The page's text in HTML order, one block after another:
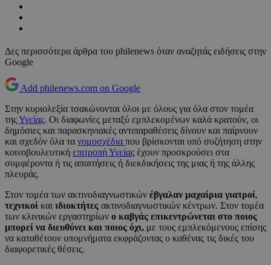
Δες περισσότερα άρθρα του philenews όταν αναζητάς ειδήσεις στην
Google
Add philenews.com on Google
Στην κυριολεξία τσακώνονται όλοι με όλους για όλα στον τομέα
τηςΥγείας. Οι διαφωνίες μεταξύ εμπλεκομένων καλά κρατούν, οι
δημόσιες και παρασκηνιακές αντιπαραθέσεις δίνουν και παίρνουν
και σχεδόν όλα τα νομοσχέδια που βρίσκονται υπό συζήτηση στην
κοινοβουλευτική επιτροπή Υγείας έχουν προσκρούσει στα
συμφέροντα ή τις απαιτήσεις ή διεκδικήσεις της μιας ή της άλλης
πλευράς.
Στον τομέα των ακτινοδιαγνωστικών έβγαλαν μαχαίρια γιατροί,
τεχνικοί και ιδιοκτήτες ακτινοδιαγνωστικών κέντρων. Στον τομέα
των κλινικών εργαστηρίων ο καβγάς επικεντρώνεται στο ποιος
μπορεί να διευθύνει και ποιος όχι, με τους εμπλεκόμενους επίσης
να καταθέτουν υπομνήματα εκφράζοντας ο καθένας τις δικές του
διαφορετικές θέσεις.